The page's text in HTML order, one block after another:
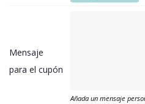
Mensaje
para el cupón
Añada un mensaje